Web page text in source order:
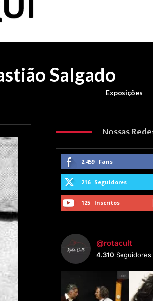
Salgado
Exposições
Nossas
2,459 Fans
216 Seguidores
125 Inscritos
@rotacult
4.310 Seguidores